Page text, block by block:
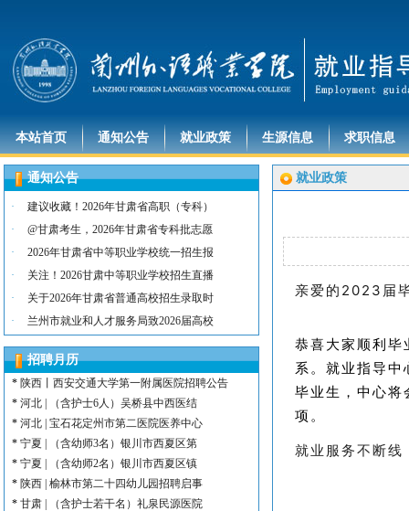
本站首页 通知公告 就业政策 生源信息 求职信息
通知公告
·
建议收藏！2026年甘肃省高职（专科）
·
@甘肃考生，2026年甘肃省专科批志愿
·
2026年甘肃省中等职业学校统一招生报
·
关注！2026甘肃中等职业学校招生直播
·
关于2026年甘肃省普通高校招生录取时
·
兰州市就业和人才服务局致2026届高校
招聘月历
河北 | （含护士15名）唐山康诚医院
*
内蒙古 | （含护士3人）兴安长生肾病
*陕西 | （含护士5人）宝鸡蔡家坡普安
* 陕西丨西安交通大学第一附属医院招聘公告
* 河北 | （含护士6人）吴桥县中西医结
* 河北 | 宝石花定州市第二医院医养中心
* 宁夏 | （含幼师3名）银川市西夏区第
* 宁夏 | （含幼师2名）银川市西夏区镇
* 陕西 | 榆林市第二十四幼儿园招聘启事
* 甘肃 | （含护士若干名）礼泉民源医院
就业政策
亲爱的2023届
恭喜大家顺利毕
系。就业指导
毕业生，中心将
项。
就业服务不断线